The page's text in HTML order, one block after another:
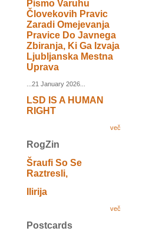
Pismo Varuhu
Človekovih Pravic
Zaradi Omejevanja
Pravice Do Javnega
Zbiranja, Ki Ga Izvaja
Ljubljanska Mestna
Uprava
...21 January 2026...
LSD IS A HUMAN
RIGHT
več
RogZin
Šraufi So Se
Raztresli,
Ilirija
več
Postcards